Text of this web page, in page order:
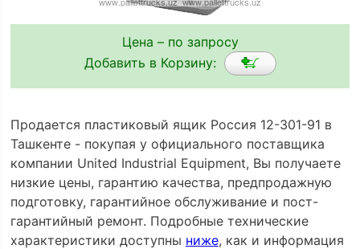
Цена – по запросу
Добавить в Корзину:
Продается пластиковый ящик Россия 12-301-91 в
Ташкенте - покупая у официального поставщика
компании United Industrial Equipment, Вы получаете
низкие цены, гарантию качества, предпродажную
подготовку, гарантийное обслуживание и пост-
гарантийный ремонт. Подробные технические
характеристики доступны ниже, как и информация